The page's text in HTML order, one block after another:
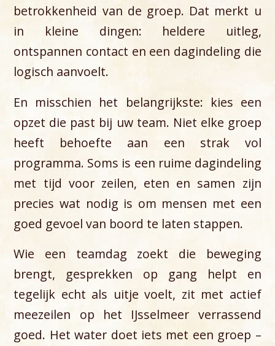
betrokkenheid van de groep. Dat merkt u
in kleine dingen: heldere uitleg,
ontspannen contact en een dagindeling die
logisch aanvoelt.
En misschien het belangrijkste: kies een
opzet die past bij uw team. Niet elke groep
heeft behoefte aan een strak vol
programma. Soms is een ruime dagindeling
met tijd voor zeilen, eten en samen zijn
precies wat nodig is om mensen met een
goed gevoel van boord te laten stappen.
Wie een teamdag zoekt die beweging
brengt, gesprekken op gang helpt en
tegelijk echt als uitje voelt, zit met actief
meezeilen op het IJsselmeer verrassend
goed. Het water doet iets met een groep –